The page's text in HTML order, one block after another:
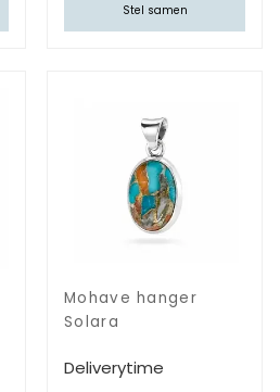
Stel samen
Mohave hanger
Solara
Deliverytime